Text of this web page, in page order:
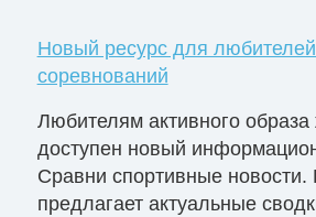
Новый ресурс для
соревнований
Любителям активного образа
доступен новый
Сравни спортивные
предлагает актуальные